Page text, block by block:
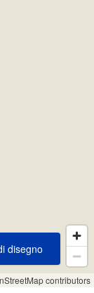
contributors
Zona di disegno
disegno